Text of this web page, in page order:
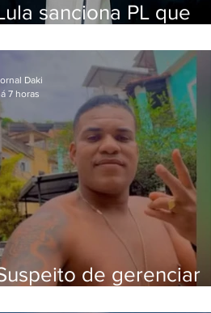
sanciona PL que
contra crianças
de gerenciar
Daki
7 horas